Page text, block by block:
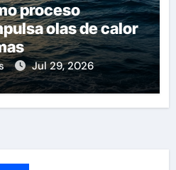
proceso
olas de calor
Jul 29, 2026